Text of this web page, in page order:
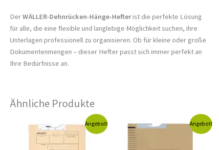
DerWÄLLER-Dehnrücken-Hänge-Hefterist die perfekte Lösung
für alle, die eine flexible und langlebige Möglichkeit suchen, ihre
Unterlagen professionell zu organisieren. Ob für kleine oder große
Dokumentenmengen – dieser Hefter passt sich immer perfekt an
Ihre Bedürfnisse an.
Ähnliche Produkte
Angebot!
Preis
war:
6,90 €
Preis
ist:
5,90 €.
Angebot!
Preis
war:
4,20 €
Preis